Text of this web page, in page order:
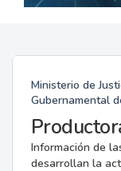
Ministerio de
Gubernamental
Información de
desarrollan la